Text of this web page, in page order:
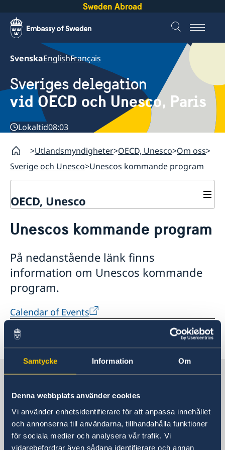
Samtycke Information Om
Denna webbplats använder cookies
Vi använder enhetsidentifierare för att anpassa innehållet
och annonserna till användarna, tillhandahålla funktioner
för sociala medier och analysera vår trafik. Vi
vidarebefordrar även sådana identifierare och annan
Sweden Abroad
SvenskaEnglishFrançais
Sveriges delegation
vid OECD och Unesco, Paris
Lokaltid08:03
Utlandsmyndigheter OECD, Unesco Om oss
Sverige och Unesco Unescos kommande program
OECD, Unesco
Om oss
Sverige och OECD
OECD:s kommande program
OECD:s medlemsländer
Sverige och Unesco
Unescos kommande program
Dataskyddspolicy (GDPR)
Aktuellt
Lediga tjänster
Unescos kommande program
På nedanstående länk finns
information om Unescos kommande
program.
Calendar of Events
Senast uppdaterad 18 juni 2026, 14.49
Sveriges delegation vid OECD och
Unesco
Sveriges delegation vid OECD
Postadress